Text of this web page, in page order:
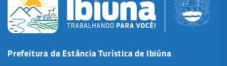
Prefeitura da Estância Turística de Ibiúna